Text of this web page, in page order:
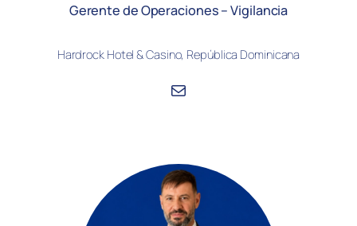
Gerente de Operaciones – Vigilancia
Hardrock Hotel & Casino, República Dominicana
Correo electrónico